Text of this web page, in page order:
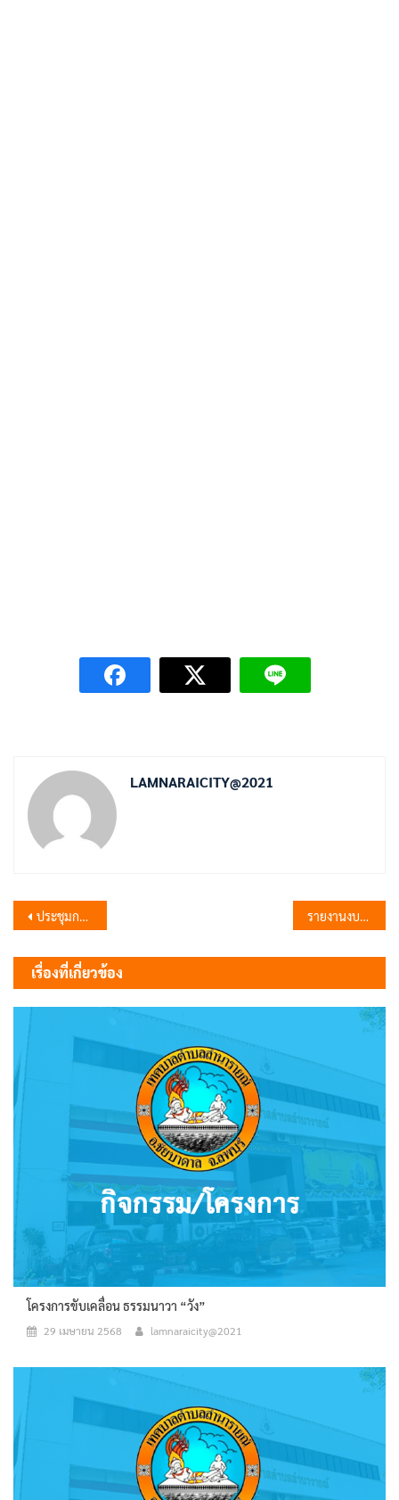
LAMNARAICITY@2021
แนะแนว
เรื่อง
ประชุมการจัดทำผังเมือง รายงานงบการเงิน งวดประจำเดือน ตุลาคม – ธันวาคม 2566
เรื่องที่เกี่ยวข้อง
โครงการขับเคลื่อน ธรรมนาวา “วัง”
29 เมษายน 2568 lamnaraicity@2021